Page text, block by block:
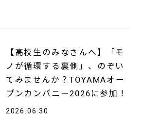
【高校生のみなさんへ】「モ
ノが循環する裏側」、のぞい
てみませんか？TOYAMAオー
プンカンパニー2026に参加！
2026.06.30